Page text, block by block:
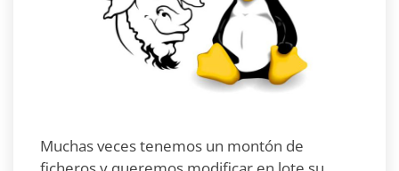
Muchas veces tenemos un montón de